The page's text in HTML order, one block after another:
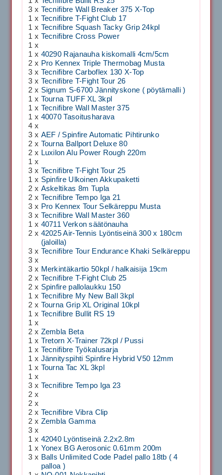
3 x Tecnifibre Wall Breaker 375 X-Top
1 x Tecnifibre T-Fight Club 17
1 x Tecnifibre Squash Tacky Grip 24kpl
1 x Tecnifibre Cross Power
1 x
1 x 40290 Rajanauha kiskomalli 4cm/5cm
2 x Pro Kennex Triple Thermobag Musta
3 x Tecnifibre Carboflex 130 X-Top
3 x Tecnifibre T-Fight Tour 26
2 x Signum S-6700 Jännityskone ( pöytämalli )
1 x Tourna TUFF XL 3kpl
1 x Tecnifibre Wall Master 375
1 x 40070 Tasoitusharava
4 x
3 x AEF / Spinfire Automatic Pihtirunko
2 x Tourna Ballport Deluxe 80
2 x Luxilon Alu Power Rough 220m
1 x
3 x Tecnifibre T-Fight Tour 25
1 x Spinfire Ulkoinen Akkupaketti
2 x Askeltikas 8m Tupla
2 x Tecnifibre Tempo Iga 21
3 x Pro Kennex Tour Selkäreppu Musta
3 x Tecnifibre Wall Master 360
1 x 40711 Verkon säätönauha
2 x 42025 Air-Tennis Lyöntiseinä 300 x 180cm
(jaloilla)
3 x Tecnifibre Tour Endurance Khaki Selkäreppu
3 x
3 x Merkintäkartio 50kpl / halkaisija 19cm
2 x Tecnifibre T-Fight Club 25
2 x Spinfire pallolaukku 150
1 x Tecnifibre My New Ball 3kpl
2 x Tourna Grip XL Original 10kpl
1 x Tecnifibre Bullit RS 19
1 x
2 x Zembla Beta
1 x Tretorn X-Trainer 72kpl / Pussi
1 x Tecnifibre Työkalusarja
1 x Jännityspihti Spinfire Hybrid V50 12mm
1 x Tourna Tac XL 3kpl
1 x
3 x Tecnifibre Tempo Iga 23
2 x
2 x
2 x Tecnifibre Vibra Clip
2 x Zembla Gamma
3 x
1 x 42040 Lyöntiseinä 2.2x2.8m
1 x Yonex BG Aerosonic 0.61mm 200m
3 x Balls Unlimited Code Padel pallo 18tb ( 4
palloa )